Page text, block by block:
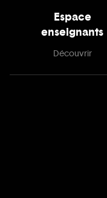
Espace
enseignants
Découvrir